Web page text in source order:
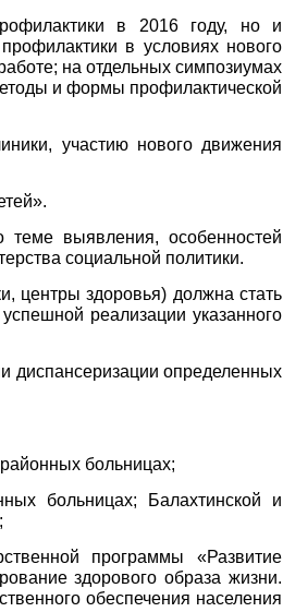
в 2016 году, но и
в условиях нового
на отдельных симпозиумах
и формы профилактической
участию нового движения
выявления, особенностей
социальной политики.
центры здоровья) должна стать
реализации указанного
диспансеризации определенных
больницах;
больницах; Балахтинской и
программы «Развитие
здорового образа жизни.
обеспечения населения